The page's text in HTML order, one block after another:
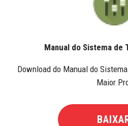
Manual do Sistema de
Download do Manual do
Maior